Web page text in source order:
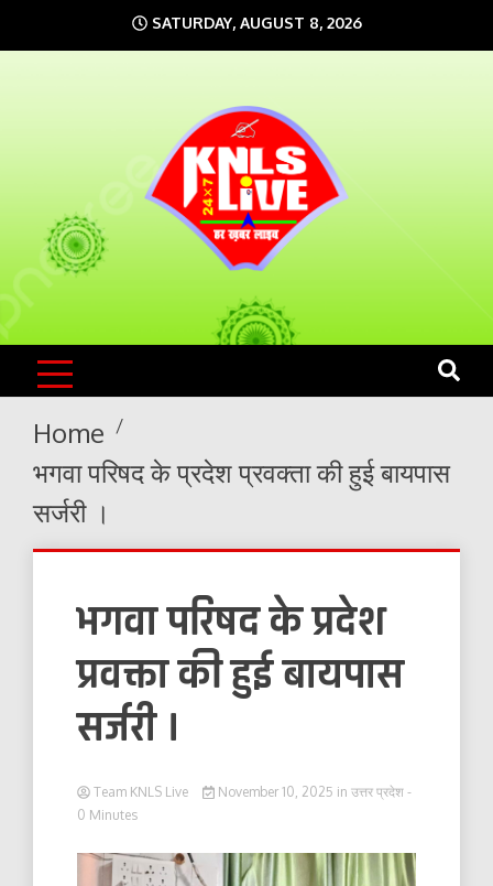
to
SATURDAY, AUGUST 8, 2026
KNLS LIVE
India`s No.1 News Portal
Home
भगवा परिषद के प्रदेश प्रवक्ता की हुई बायपास
सर्जरी ।
भगवा परिषद के प्रदेश
प्रवक्ता की हुई बायपास
सर्जरी ।
Team KNLS Live November 10, 2025 in उत्तर प्रदेश -
0 Minutes